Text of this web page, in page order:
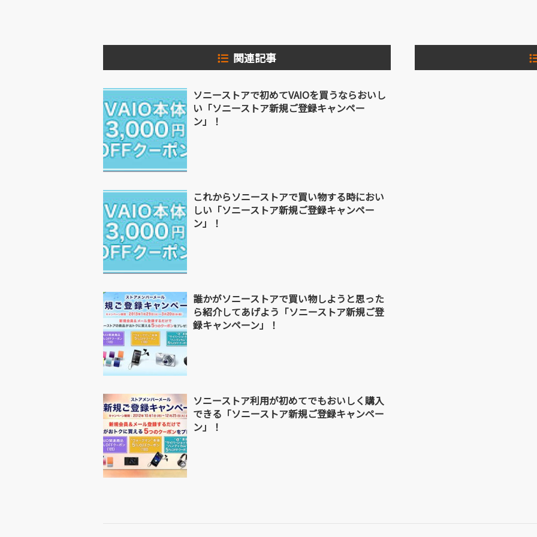
関連記事
ソニーストアで初めてVAIOを買うならおいし
い「ソニーストア新規ご登録キャンペー
ン」！
これからソニーストアで買い物する時におい
しい「ソニーストア新規ご登録キャンペー
ン」！
誰かがソニーストアで買い物しようと思った
ら紹介してあげよう「ソニーストア新規ご登
録キャンペーン」！
ソニーストア利用が初めてでもおいしく購入
できる「ソニーストア新規ご登録キャンペー
ン」！